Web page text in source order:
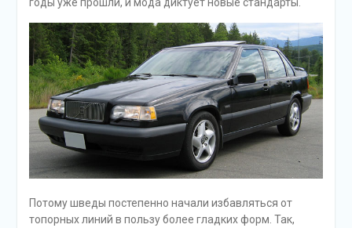
годы уже прошли, и мода диктует новые стандарты.
Потому шведы постепенно начали избавляться от
топорных линий в пользу более гладких форм. Так,